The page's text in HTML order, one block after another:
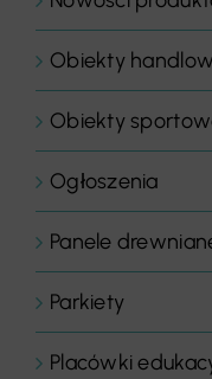
Obiekty
Obiekty
Ogłoszenia
Panele
Parkiety
Placówki